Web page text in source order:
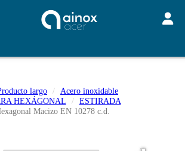
largo
Acero inoxidable
HEXÁGONAL
ESTIRADA
Macizo EN 10278 c.d.